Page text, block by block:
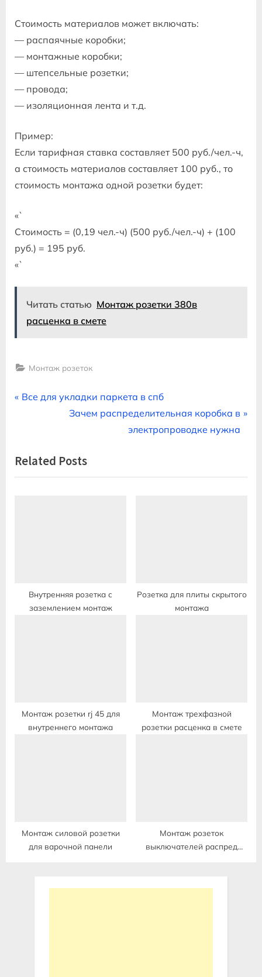
Стоимость материалов может включать:
— распаячные коробки;
— монтажные коробки;
— штепсельные розетки;
— провода;
— изоляционная лента и т.д.
Пример:
Если тарифная ставка составляет 500 руб./чел.-ч,
а стоимость материалов составляет 100 руб., то
стоимость монтажа одной розетки будет:
«`
Стоимость = (0,19 чел.-ч) (500 руб./чел.-ч) + (100
руб.) = 195 руб.
«`
Читать статью Монтаж розетки 380в
расценка в смете
Монтаж розеток
Навигация
P
i
o
Все для укладки паркета в спб
N
t
P
Зачем распределительная коробка в
электропроводке нужна
Related Posts
Внутренняя розетка с
заземлением монтаж
Розетка для плиты скрытого
монтажа
Монтаж розетки rj 45 для
внутреннего монтажа
Монтаж трехфазной
розетки расценка в смете
Монтаж силовой розетки
для варочной панели
Монтаж розеток
выключателей распред